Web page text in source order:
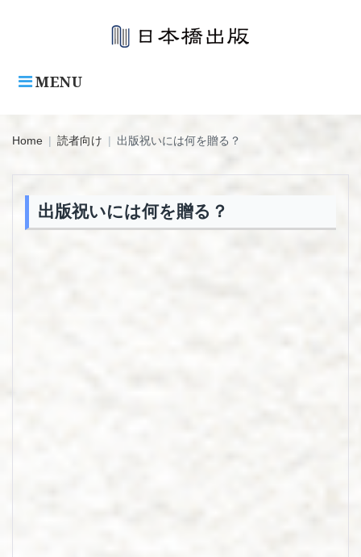
MENU
Home | 読者向け | 出版祝いには何を贈る？
出版祝いには何を贈る？